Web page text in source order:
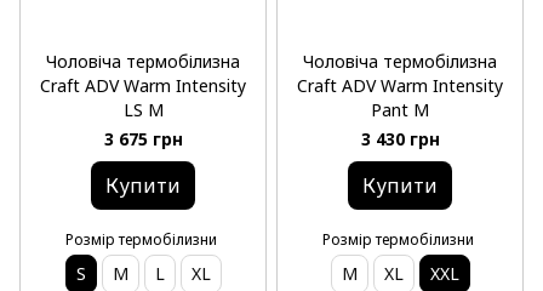
Чоловіча термобілизна
Craft ADV Warm Intensity
LS M
3 675 грн
Купити
Розмір термобілизни
S M L XL
Чоловіча термобілизна
Craft ADV Warm Intensity
Pant M
3 430 грн
Купити
Розмір термобілизни
M XL XXL